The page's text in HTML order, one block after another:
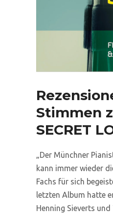
Stimmen
SECRET
„Der Münchner
kann immer wieder
Fachs für sich
letzten Album hatte
Henning Sieverts